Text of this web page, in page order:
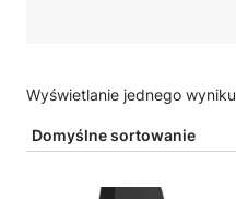
Wyświetlanie jednego wyniku